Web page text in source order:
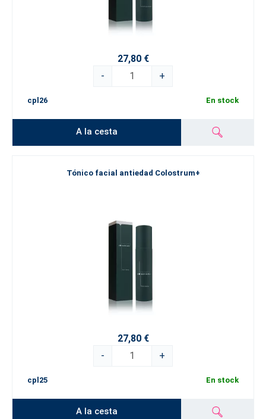
27,80 €
-
+
cpl26 En stock
A la cesta
Tónico facial antiedad Colostrum+
27,80 €
-
+
cpl25 En stock
A la cesta